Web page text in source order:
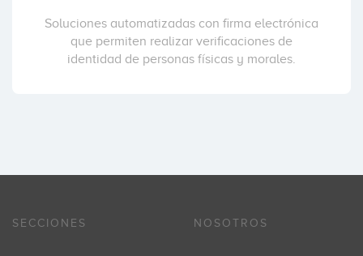
Soluciones automatizadas con firma electrónica
que permiten realizar verificaciones de
identidad de personas físicas y morales.
SECCIONES NOSOTROS